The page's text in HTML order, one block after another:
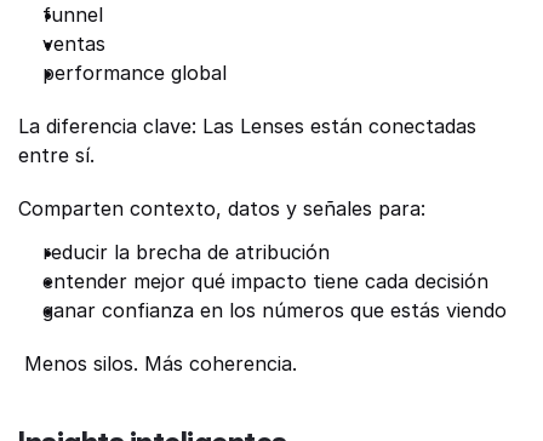
funnel
ventas
performance global
La diferencia clave: Las Lenses están conectadas
entre sí.
Comparten contexto, datos y señales para:
reducir la brecha de atribución
entender mejor qué impacto tiene cada decisión
ganar confianza en los números que estás viendo
Menos silos. Más coherencia.